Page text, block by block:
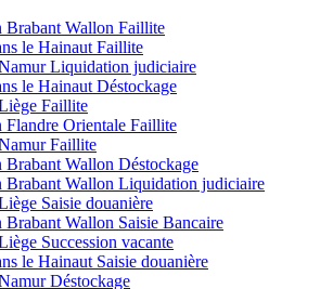
Brabant Wallon Faillite
le Hainaut Faillite
Liquidation judiciaire
le Hainaut Déstockage
Faillite
Flandre Orientale Faillite
Faillite
Brabant Wallon Déstockage
Brabant Wallon Liquidation judiciaire
Saisie douanière
Brabant Wallon Saisie Bancaire
Succession vacante
le Hainaut Saisie douanière
Déstockage